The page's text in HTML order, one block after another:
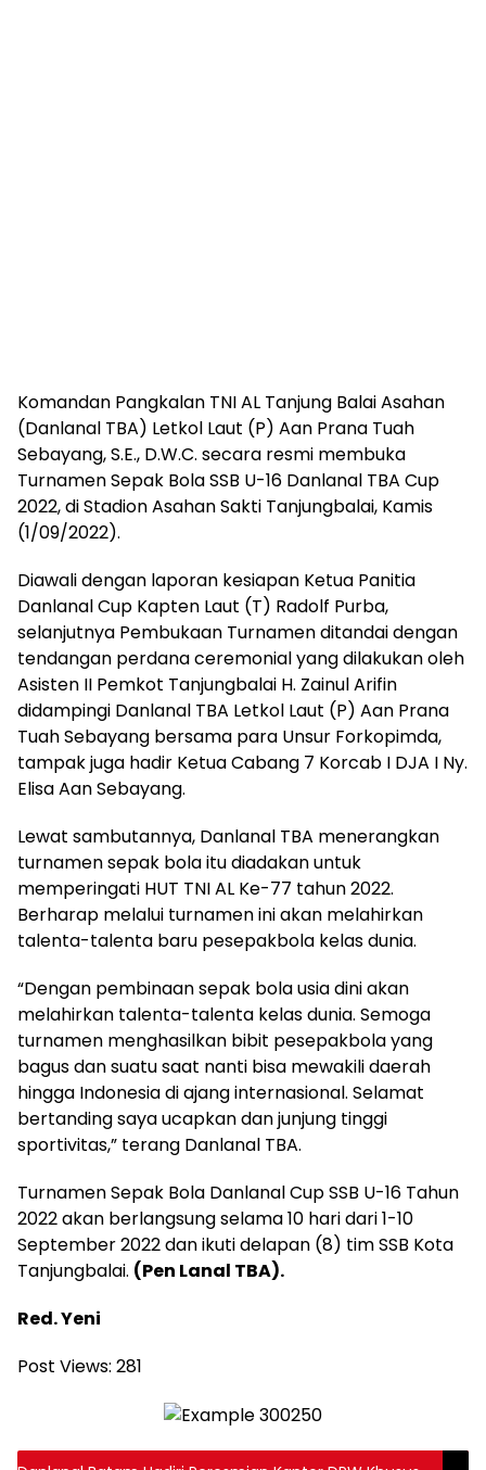
Komandan Pangkalan TNI AL Tanjung Balai Asahan
(Danlanal TBA) Letkol Laut (P) Aan Prana Tuah
Sebayang, S.E., D.W.C. secara resmi membuka
Turnamen Sepak Bola SSB U-16 Danlanal TBA Cup
2022, di Stadion Asahan Sakti Tanjungbalai, Kamis
(1/09/2022).
Diawali dengan laporan kesiapan Ketua Panitia
Danlanal Cup Kapten Laut (T) Radolf Purba,
selanjutnya Pembukaan Turnamen ditandai dengan
tendangan perdana ceremonial yang dilakukan oleh
Asisten II Pemkot Tanjungbalai H. Zainul Arifin
didampingi Danlanal TBA Letkol Laut (P) Aan Prana
Tuah Sebayang bersama para Unsur Forkopimda,
tampak juga hadir Ketua Cabang 7 Korcab I DJA I Ny.
Elisa Aan Sebayang.
Lewat sambutannya, Danlanal TBA menerangkan
turnamen sepak bola itu diadakan untuk
memperingati HUT TNI AL Ke-77 tahun 2022.
Berharap melalui turnamen ini akan melahirkan
talenta-talenta baru pesepakbola kelas dunia.
“Dengan pembinaan sepak bola usia dini akan
melahirkan talenta-talenta kelas dunia. Semoga
turnamen menghasilkan bibit pesepakbola yang
bagus dan suatu saat nanti bisa mewakili daerah
hingga Indonesia di ajang internasional. Selamat
bertanding saya ucapkan dan junjung tinggi
sportivitas,” terang Danlanal TBA.
Turnamen Sepak Bola Danlanal Cup SSB U-16 Tahun
2022 akan berlangsung selama 10 hari dari 1-10
September 2022 dan ikuti delapan (8) tim SSB Kota
Tanjungbalai. (Pen Lanal TBA).
Red. Yeni
Post Views: 281